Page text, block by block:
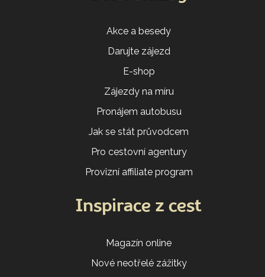
Akce a besedy
Darujte zájezd
E-shop
Zájezdy na míru
Pronájem autobusu
Jak se stát průvodcem
Pro cestovní agentury
Provizní affiliate program
Inspirace z cest
Magazín online
Nové neotřelé zážitky